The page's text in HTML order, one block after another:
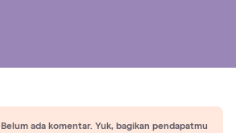
Belum ada komentar. Yuk, bagikan pendapatmu